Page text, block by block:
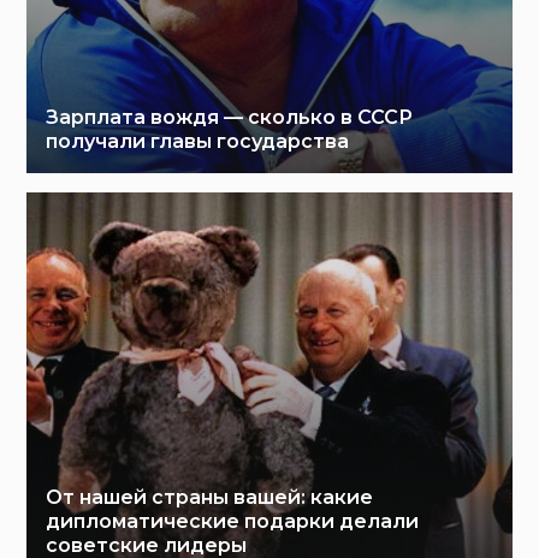
Зарплата вождя — сколько в СССР
получали главы государства
От нашей страны вашей: какие
дипломатические подарки делали
советские лидеры